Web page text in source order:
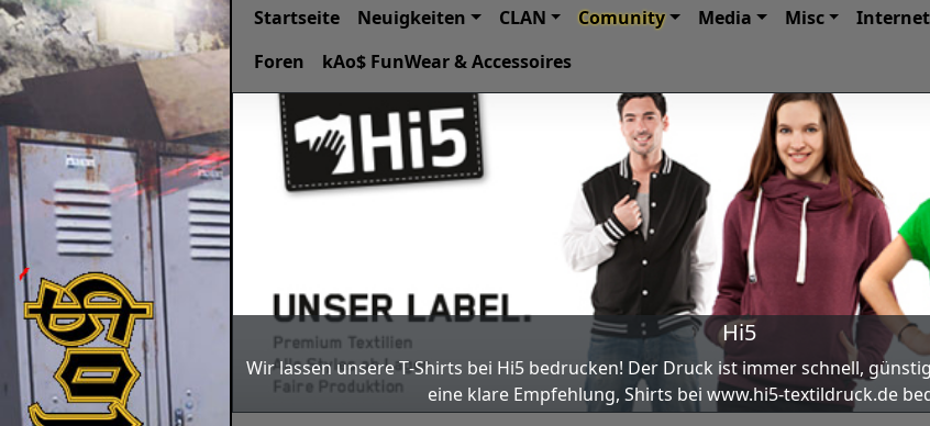
Startseite Neuigkeiten CLAN Comunity Media Misc Internet
Foren
kAo$ FunWear & Accessoires
Hi5
Wir las­sen unse­re T‑Shirts bei Hi5 bedru­cken! Der Druck ist immer schnell,
eine kla­re Emp­feh­lung, Shirts bei www.hi5-textildruck.de